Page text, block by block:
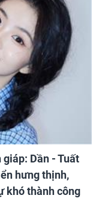
Dần - Tuất
hưng thịnh,
khó thành công